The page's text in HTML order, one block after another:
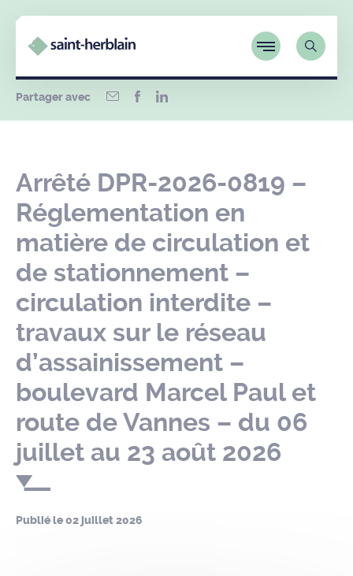
Partager avec
Arrêté DPR-2026-0819 –
Réglementation en
matière de circulation et
de stationnement –
circulation interdite –
travaux sur le réseau
d’assainissement –
boulevard Marcel Paul et
route de Vannes – du 06
juillet au 23 août 2026
Publié le02 juillet 2026